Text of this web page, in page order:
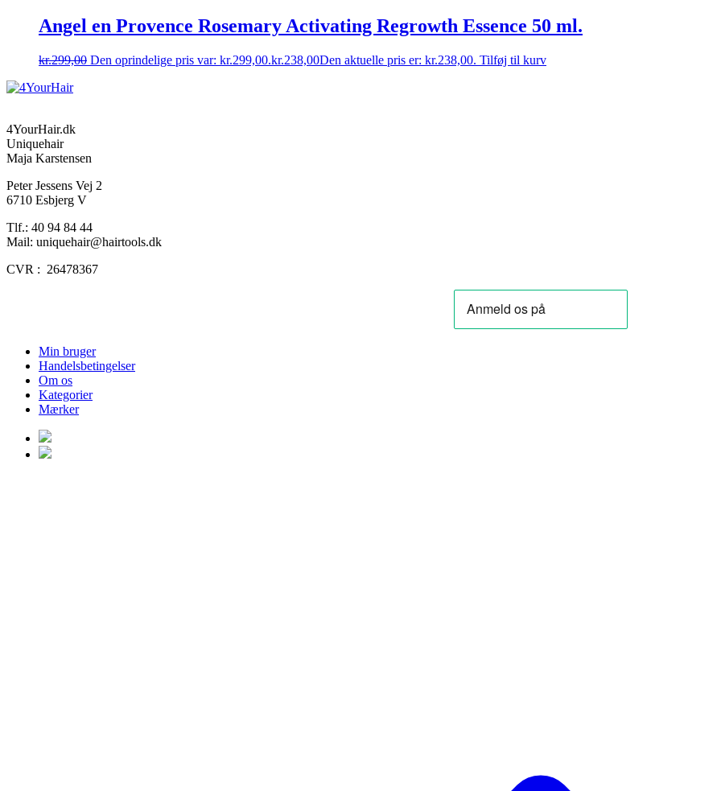
Angel en Provence Rosemary Activating Regrowth Essence 50 ml.
kr.299,00 Den oprindelige pris var: kr.299,00.kr.238,00Den aktuelle pris er: kr.238,00. Tilføj til kurv
4YourHair.dk
Uniquehair
Maja Karstensen
Peter Jessens Vej 2
6710 Esbjerg V
Tlf.: 40 94 84 44
Mail: uniquehair@hairtools.dk
CVR : 26478367
Min bruger
Handelsbetingelser
Om os
Kategorier
Mærker